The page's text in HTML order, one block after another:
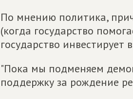
По мнению политика,
(когда государство
государство инвестирует
"Пока мы подменяем
поддержку за рождение